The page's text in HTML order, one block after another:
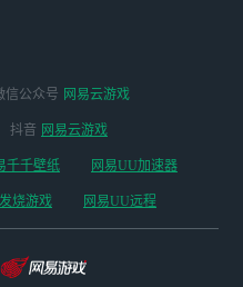
信公众号 网易云游戏
抖音 网易云游戏
千千壁纸 网易UU加速器
烧游戏 网易UU远程